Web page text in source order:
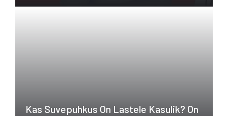
Kas Suvepuhkus On Lastele Kasulik? On